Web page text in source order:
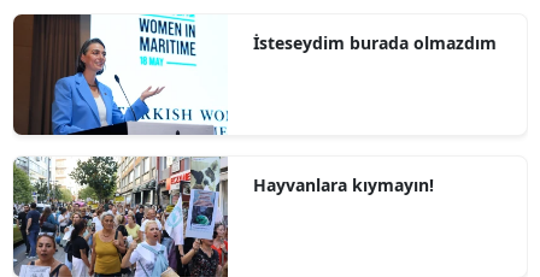
İsteseydim burada olmazdım
Hayvanlara kıymayın!